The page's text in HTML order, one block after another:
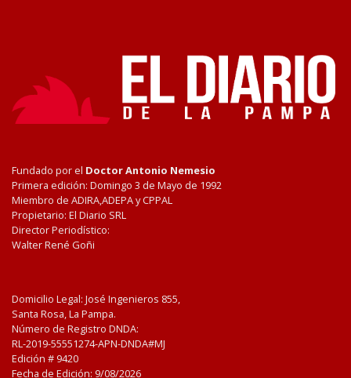
Fundado por el Doctor Antonio Nemesio
Primera edición: Domingo 3 de Mayo de 1992
Miembro de ADIRA,ADEPA y CPPAL
Propietario: El Diario SRL
Director Periodístico:
Walter René Goñi
Domicilio Legal: José Ingenieros 855,
Santa Rosa, La Pampa.
Número de Registro DNDA:
RL-2019-55551274-APN-DNDA#MJ
Edición # 9420
Fecha de Edición: 9/08/2026